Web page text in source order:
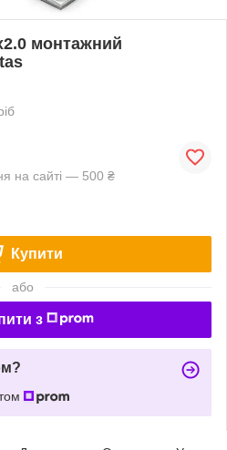
монтажний
на сайті — 500 ₴
Купити
або
з